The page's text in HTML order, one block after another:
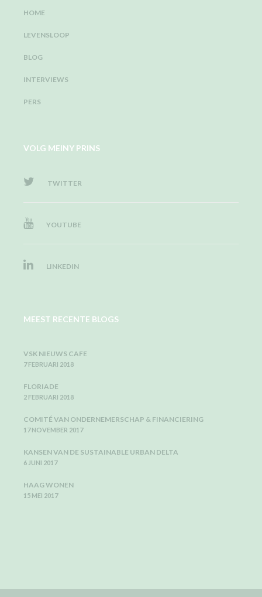
HOME
LEVENSLOOP
BLOG
INTERVIEWS
PERS
VOLG MEINY PRINS
TWITTER
YOUTUBE
LINKEDIN
MEEST RECENTE BLOGS
VSK NIEUWS CAFE
7 FEBRUARI 2018
FLORIADE
2 FEBRUARI 2018
COMITÉ VAN ONDERNEMERSCHAP & FINANCIERING
17 NOVEMBER 2017
KANSEN VAN DE SUSTAINABLE URBAN DELTA
6 JUNI 2017
HAAG WONEN
15 MEI 2017